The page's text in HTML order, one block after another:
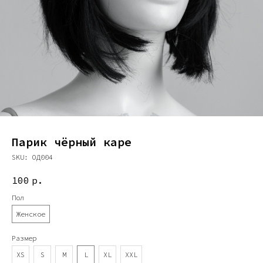
Парик чёрный каре
SKU: ОД004
100 р.
Пол
Женское
Размер
XS
S M L XL XXL